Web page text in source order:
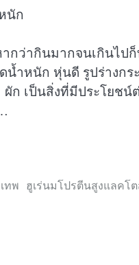
ว่ากินมากจนเกินไปก็
ำหนัก หุ่นดี รูปร่างก
ก เป็นสิ่งที่มีประโยชน์
ทพ
ฮูเร่นมโปรตีนสูงแลคโ